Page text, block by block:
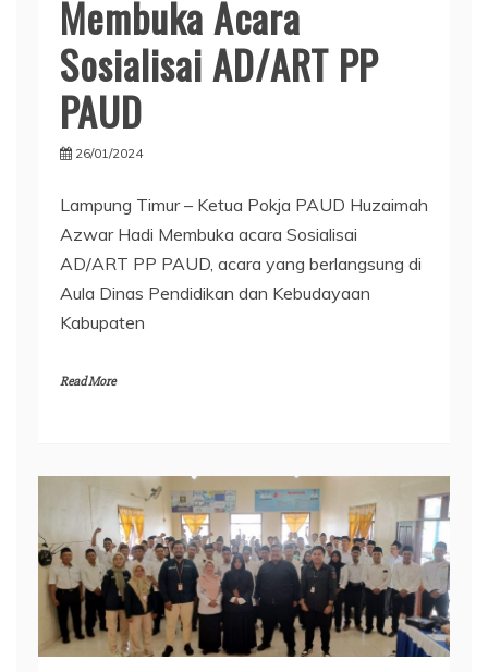
Membuka Acara
Sosialisai AD/ART PP
PAUD
26/01/2024
Lampung Timur – Ketua Pokja PAUD Huzaimah
Azwar Hadi Membuka acara Sosialisai
AD/ART PP PAUD, acara yang berlangsung di
Aula Dinas Pendidikan dan Kebudayaan
Kabupaten
Read More